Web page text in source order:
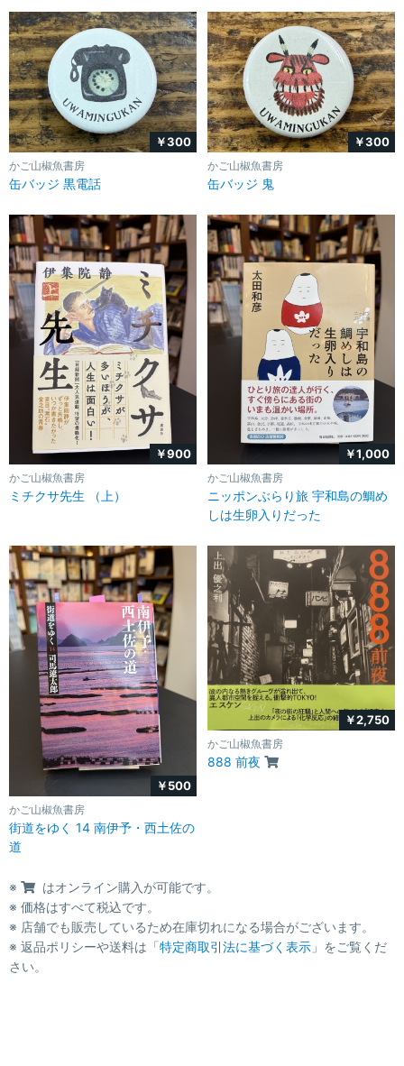
￥300
かご山椒魚書房
缶バッジ 黒電話
￥300
かご山椒魚書房
缶バッジ 鬼
￥900
かご山椒魚書房
ミチクサ先生 （上）
￥1,000
かご山椒魚書房
ニッポンぶらり旅 宇和島の鯛め
しは生卵入りだった
￥500
かご山椒魚書房
街道をゆく 14 南伊予・西土佐の
道
￥2,750
かご山椒魚書房
888 前夜
※
はオンライン購入が可能です。
※ 価格はすべて税込です。
※ 店舗でも販売しているため在庫切れになる場合がございます。
※ 返品ポリシーや送料は「特定商取引法に基づく表示 」をご覧くだ
さい。